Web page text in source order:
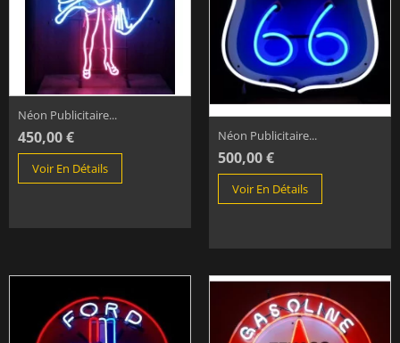
Néon Publicitaire...
450,00 €
Voir En Détails
Néon Publicitaire...
500,00 €
Voir En Détails